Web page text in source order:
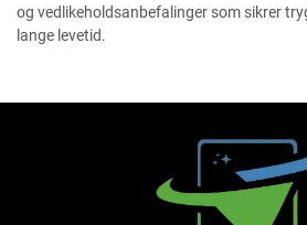
og vedlikeholdsanbefalinger som sikrer
lange levetid.